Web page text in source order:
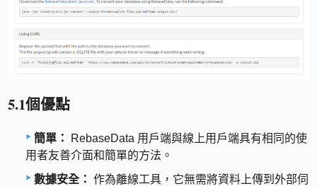
5.1個優點
簡單：
RebaseData 用戶端與線上用戶端具有相同的使
用者友善介面和簡單的方法。
數據安全： 作為離線工具，它無需將資料上傳到外部伺